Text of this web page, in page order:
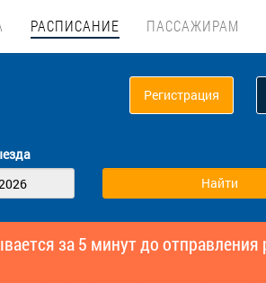
РАСПИСАНИЕ ПАССАЖИРАМ
Регистрация
за 5 минут до отправления